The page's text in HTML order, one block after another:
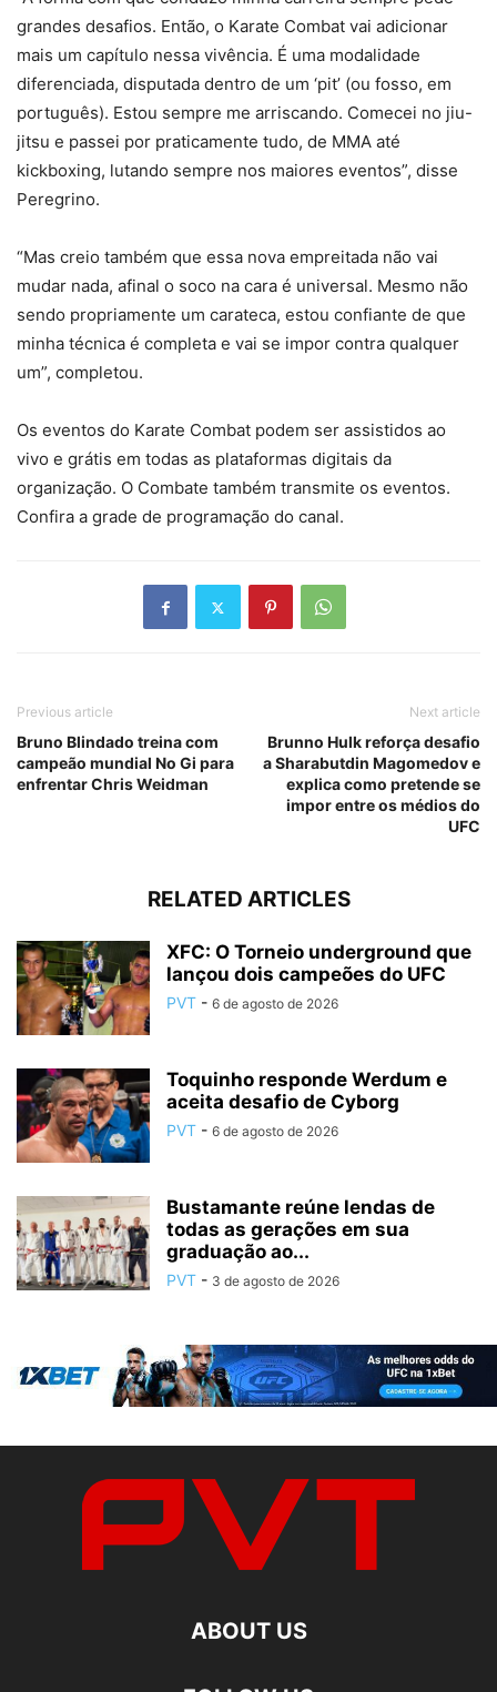
grandes desafios. Então, o Karate Combat vai adicionar
mais um capítulo nessa vivência. É uma modalidade
diferenciada, disputada dentro de um ‘pit’ (ou fosso, em
português). Estou sempre me arriscando. Comecei no jiu-
jitsu e passei por praticamente tudo, de MMA até
kickboxing, lutando sempre nos maiores eventos”, disse
Peregrino.
“Mas creio também que essa nova empreitada não vai
mudar nada, afinal o soco na cara é universal. Mesmo não
sendo propriamente um carateca, estou confiante de que
minha técnica é completa e vai se impor contra qualquer
um”, completou.
Os eventos do Karate Combat podem ser assistidos ao
vivo e grátis em todas as plataformas digitais da
organização. O Combate também transmite os eventos.
Confira a grade de programação do canal.
Previous article
Bruno Blindado treina com
campeão mundial No Gi para
enfrentar Chris Weidman
Next article
Brunno Hulk reforça desafio
a Sharabutdin Magomedov e
explica como pretende se
impor entre os médios do
UFC
RELATED ARTICLES
XFC: O Torneio underground que
lançou dois campeões do UFC
PVT - 6 de agosto de 2026
Toquinho responde Werdum e
aceita desafio de Cyborg
PVT - 6 de agosto de 2026
Bustamante reúne lendas de
todas as gerações em sua
graduação ao...
PVT - 3 de agosto de 2026
ABOUT US